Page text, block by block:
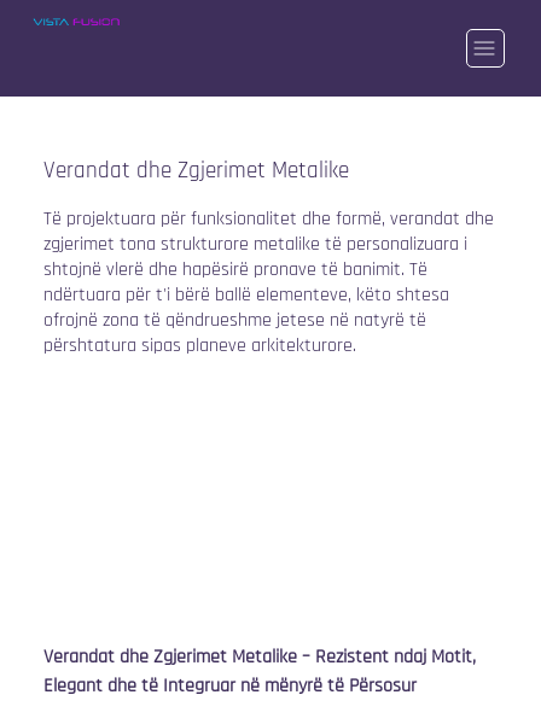
Verandat dhe Zgjerimet Metalike
Të projektuara për funksionalitet dhe formë, verandat dhe
zgjerimet tona strukturore metalike të personalizuara i
shtojnë vlerë dhe hapësirë pronave të banimit. Të
ndërtuara për t'i bërë ballë elementeve, këto shtesa
ofrojnë zona të qëndrueshme jetese në natyrë të
përshtatura sipas planeve arkitekturore.
Verandat dhe Zgjerimet Metalike – Rezistent ndaj Motit,
Elegant dhe të Integruar në mënyrë të Përsosur